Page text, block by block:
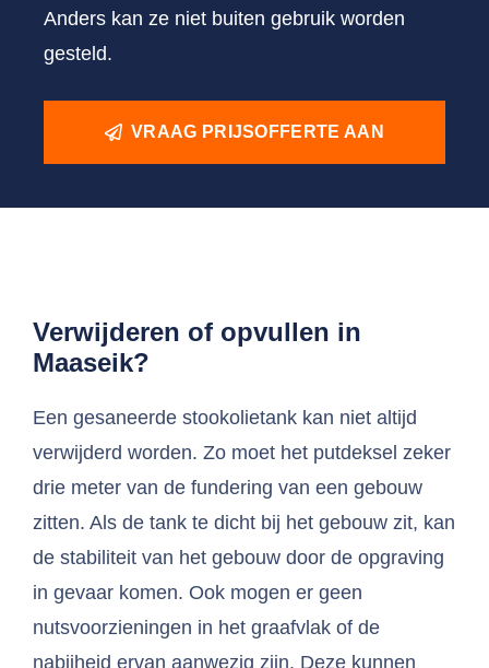
Anders kan ze niet buiten gebruik worden
gesteld.
VRAAG PRIJSOFFERTE AAN
Verwijderen of opvullen in
Maaseik?
Een gesaneerde stookolietank kan niet altijd
verwijderd worden. Zo moet het putdeksel zeker
drie meter van de fundering van een gebouw
zitten. Als de tank te dicht bij het gebouw zit, kan
de stabiliteit van het gebouw door de opgraving
in gevaar komen. Ook mogen er geen
nutsvoorzieningen in het graafvlak of de
nabijheid ervan aanwezig zijn. Deze kunnen